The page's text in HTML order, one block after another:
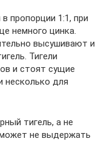
пропорции 1:1, при
немного цинка.
высушивают и
Тигели
и стоят сущие
несколько для
тигель, а не
не выдержать